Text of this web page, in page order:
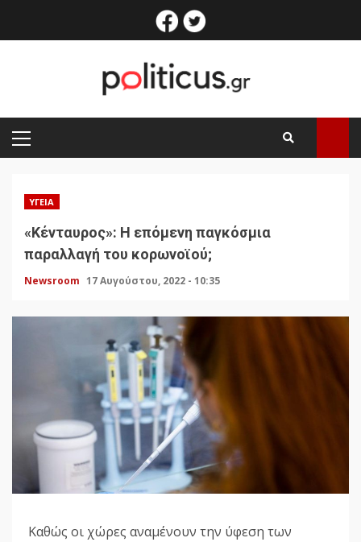
facebook
PRIMARY
MENU
ΥΓΕΊΑ
«Κένταυρος»: H επόμενη παγκόσμια
παραλλαγή του κορωνοϊού;
Newsroom 17 Αυγούστου, 2022 - 10:35
Καθώς οι χώρες αναμένουν την ύφεση των